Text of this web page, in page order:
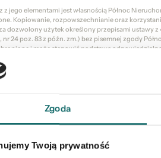
Zgoda
Twoją prywatność
z jego elementami jest własnością Północ
Kopiowanie, rozpowszechnianie oraz
dozwolony użytek określony przepisami ustawy z
nr 24 poz. 83 z późn. zm.) bez pisemnej zgody
i może stanowić podstawę
tajemnicę przedsiębiorstwa PÓŁNOC
nieuczciwej konkurencji (Dz. U. z 2003 r., Nr 153,